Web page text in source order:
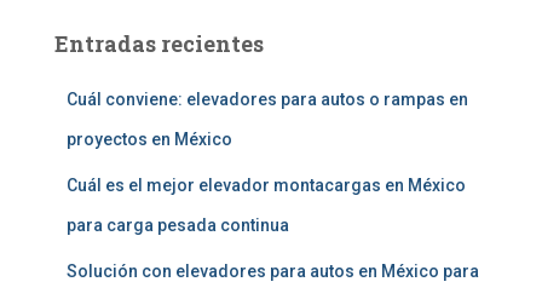
c
Entradas recientes
Cuál conviene: elevadores para autos o rampas en
proyectos en México
Cuál es el mejor elevador montacargas en México
para carga pesada continua
Solución con elevadores para autos en México para